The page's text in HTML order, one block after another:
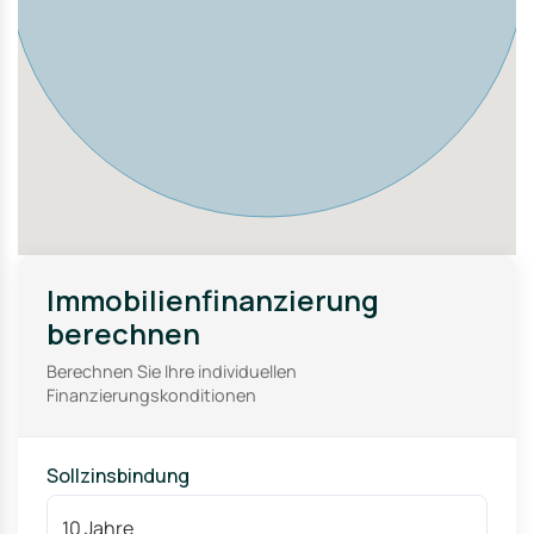
angebunden. Die Nähe zu Hauptverkehrsstraßen sorgt
zudem für eine gute überregionale Erreichbarkeit.
Für Kapitalanleger bietet diese Lage ideale
Voraussetzungen: eine kontinuierlich hohe
Wohnraumnachfrage, geringe Leerstandsrisiken sowie
ein solides Wertsteigerungspotenzial. Die Kombination
aus zentraler Lage, gewachsenem Umfeld und
nachhaltiger Attraktivität macht diesen Standort
Investition.
Immobilienfinanzierung
berechnen
Berechnen Sie Ihre individuellen
Finanzierungskonditionen
Sollzinsbindung